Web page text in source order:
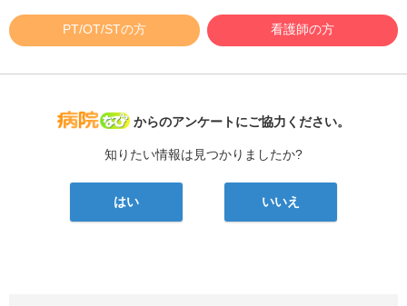
PT/OT/STの方 看護師の方
病院なび
からのアンケートにご協力ください。
知りたい情報は見つかりましたか?
はい いいえ